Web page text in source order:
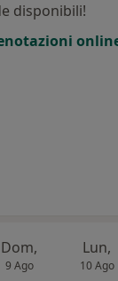
disponibili!
Dom,
9 Ago
Lun,
10 Ago